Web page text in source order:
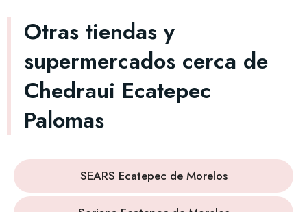
Otras tiendas y
supermercados cerca de
Chedraui Ecatepec
Palomas
SEARS Ecatepec de Morelos